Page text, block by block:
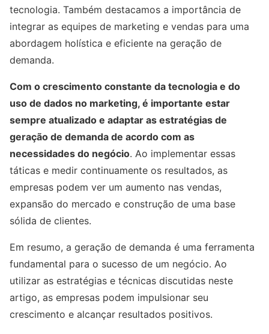
tecnologia. Também destacamos a importância de
integrar as equipes de marketing e vendas para uma
abordagem holística e eficiente na geração de
demanda.
Com o crescimento constante da tecnologia e do
uso de dados no marketing, é importante estar
sempre atualizado e adaptar as estratégias de
geração de demanda de acordo com as
necessidades do negócio. Ao implementar essas
táticas e medir continuamente os resultados, as
empresas podem ver um aumento nas vendas,
expansão do mercado e construção de uma base
sólida de clientes.
Em resumo, a geração de demanda é uma ferramenta
fundamental para o sucesso de um negócio. Ao
utilizar as estratégias e técnicas discutidas neste
artigo, as empresas podem impulsionar seu
crescimento e alcançar resultados positivos.